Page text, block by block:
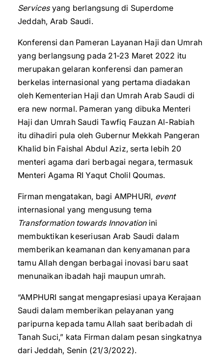
Servicesyang berlangsung di Superdome
Jeddah, Arab Saudi.
Konferensi dan Pameran Layanan Haji dan Umrah
yang berlangsung pada 21-23 Maret 2022 itu
merupakan gelaran konferensi dan pameran
berkelas internasional yang pertama diadakan
oleh Kementerian Haji dan Umrah Arab Saudi di
era new normal. Pameran yang dibuka Menteri
Haji dan Umrah Saudi Tawfiq Fauzan Al-Rabiah
itu dihadiri pula oleh Gubernur Mekkah Pangeran
Khalid bin Faishal Abdul Aziz, serta lebih 20
menteri agama dari berbagai negara, termasuk
Menteri Agama RI Yaqut Cholil Qoumas.
Firman mengatakan, bagi AMPHURI, event
internasional yang mengusung tema
Transformation towards Innovationini
membuktikan keseriusan Arab Saudi dalam
memberikan keamanan dan kenyamanan para
tamu Allah dengan berbagai inovasi baru saat
menunaikan ibadah haji maupun umrah.
“AMPHURI sangat mengapresiasi upaya Kerajaan
Saudi dalam memberikan pelayanan yang
paripurna kepada tamu Allah saat beribadah di
Tanah Suci,” kata Firman dalam pesan singkatnya
dari Jeddah, Senin (21/3/2022).